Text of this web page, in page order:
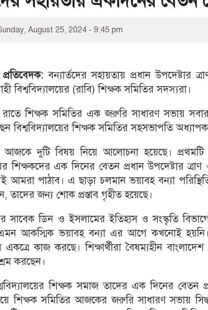
August 25, 2024 - 9:45 pm
প্রতিবেদক: বন্যার্তদের সহায়তায় প্রধান
বিশ্ববিদ্যালয়ের (রাবি) শিক্ষক সমিতির সদস্যরা।
শিক্ষক সমিতির এক জরুরি সাধারণ সভায় সবার
বিশ্ববিদ্যালয়ের শিক্ষক সমিতির সহসভাপতি
আজকে দুটি বিষয় নিয়ে আলোচনা হয়েছে। প্রথমটি
শিক্ষকদের এক দিনের বেতন প্রধান উপদেষ্টার
আমরা পাঠাব। এ ছাড়া চলমান ভয়াবহ বন্যা
তাদের জন্য শোক প্রস্তাব গৃহীত হয়েছে।
সাবেক ডিন ও ইসলামের ইতিহাস ও সংস্কৃতি
এমন আকস্মিক ভয়াবহ বন্যা এর আগে কখনোই হয়নি।
কাজ করছে। শিক্ষার্থীরা বৈষম্যহীন বাংলাদেশ
করছেন।
শিক্ষক সমাজ তাদের এক দিনের বেতন
শিক্ষক সমিতির আজকের জরুরি সাধারণ সভায়